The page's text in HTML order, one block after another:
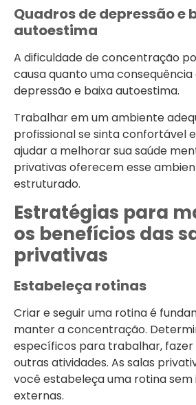
Quadros de depressão e
autoestima
A dificuldade de concentração
causa quanto uma
depressão e baixa autoestima.
Trabalhar em um ambiente
profissional se sinta confortável
ajudar a melhorar sua saúde
privativas oferecem esse
estruturado.
Estratégias para
os benefícios das
privativas
Estabeleça rotinas
Criar e seguir uma rotina é
manter a concentração.
específicos para trabalhar, fazer
outras atividades. As salas
você estabeleça uma rotina
externas.